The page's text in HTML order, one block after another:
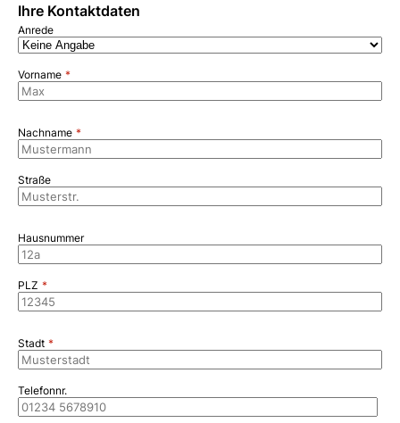
Ihre Kontaktdaten
Anrede
Vorname
Nachname
Straße
Hausnummer
PLZ
Stadt
Telefonnr.